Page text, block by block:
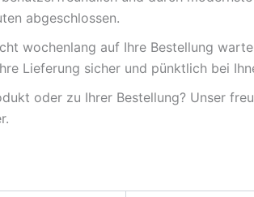
abgeschlossen.
wochenlang auf Ihre Bestellung
Lieferung sicher und pünktlich bei
oder zu Ihrer Bestellung? Unser